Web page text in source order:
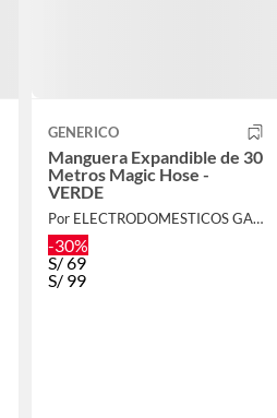
GENERICO
Manguera Expandible de 30
Metros Magic Hose -
VERDE
Por ELECTRODOMESTICOS GALEXA
-30%
S/69
S/ 99